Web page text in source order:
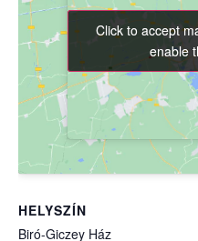
HELYSZÍN
Biró-Giczey Ház
Click to accept
enable
Click to accept
enable